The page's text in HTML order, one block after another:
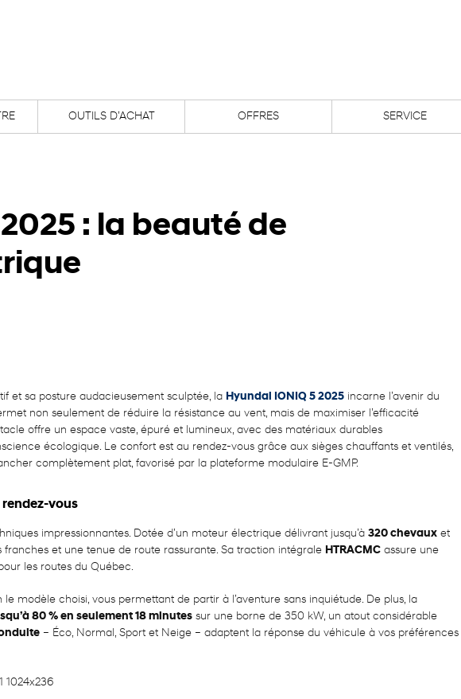
OUTILS D’ACHAT OFFRES SERVICE
: la beauté de
et sa posture audacieusement sculptée, la Hyundai IONIQ 5 2025 incarne l’avenir du
non seulement de réduire la résistance au vent, mais de maximiser l’efficacité
offre un espace vaste, épuré et lumineux, avec des matériaux durables
écologique. Le confort est au rendez-vous grâce aux sièges chauffants et ventilés,
complètement plat, favorisé par la plateforme modulaire E-GMP.
vous
impressionnantes. Dotée d’un moteur électrique délivrant jusqu’à 320 chevaux et
et une tenue de route rassurante. Sa traction intégrale HTRACMC assure une
les routes du Québec.
le modèle choisi, vous permettant de partir à l’aventure sans inquiétude. De plus, la
80 % en seulement 18 minutes sur une borne de 350 kW, un atout considérable
– Éco, Normal, Sport et Neige – adaptent la réponse du véhicule à vos préférences